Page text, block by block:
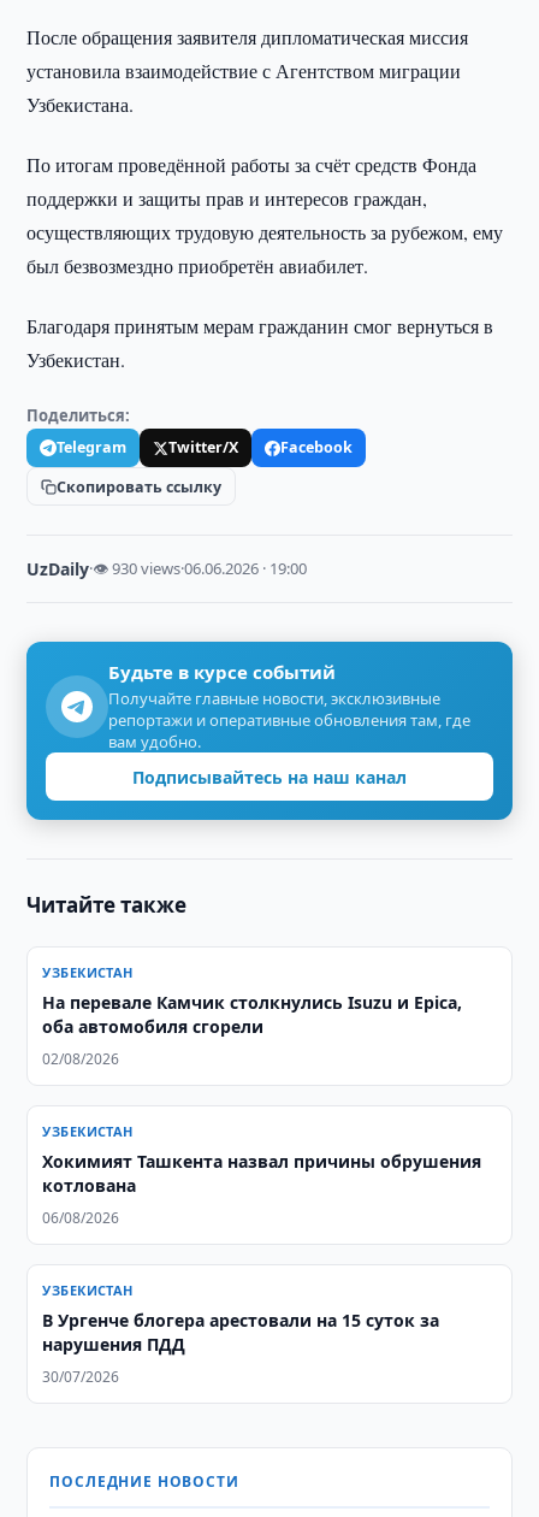
После обращения заявителя дипломатическая миссия
установила взаимодействие с Агентством миграции
Узбекистана.
По итогам проведённой работы за счёт средств Фонда
поддержки и защиты прав и интересов граждан,
осуществляющих трудовую деятельность за рубежом, ему
был безвозмездно приобретён авиабилет.
Благодаря принятым мерам гражданин смог вернуться в
Узбекистан.
Поделиться:
Telegram Twitter/X
Facebook
Скопировать ссылку
UzDaily·👁 930 views·06.06.2026 · 19:00
Будьте в курсе событий
Получайте главные новости, эксклюзивные
репортажи и оперативные обновления там, где
вам удобно.
Подписывайтесь на наш канал
Читайте также
УЗБЕКИСТАН
На перевале Камчик столкнулись Isuzu и Epica,
оба автомобиля сгорели
02/08/2026
УЗБЕКИСТАН
Хокимият Ташкента назвал причины обрушения
котлована
06/08/2026
УЗБЕКИСТАН
В Ургенче блогера арестовали на 15 суток за
нарушения ПДД
30/07/2026
ПОСЛЕДНИЕ НОВОСТИ